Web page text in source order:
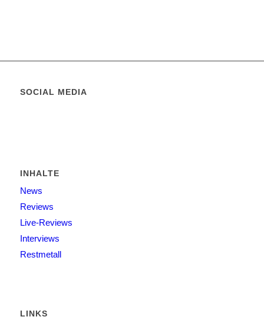
SOCIAL MEDIA
INHALTE
News
Reviews
Live-Reviews
Interviews
Restmetall
LINKS